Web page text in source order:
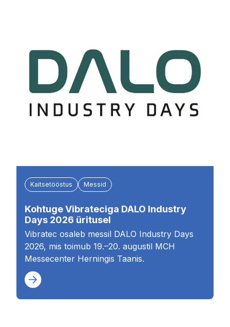
Kaitsetööstus Messid
Kohtuge Vibrateciga DALO Industry
Days 2026 üritusel
Vibratec osaleb messil DALO Industry Days
2026, mis toimub 19.–20. augustil MCH
Messecenter Herningis Taanis.